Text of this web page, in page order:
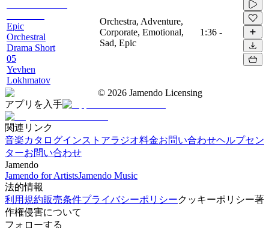
Epic
Orchestral
Drama Short
05
Yevhen
Lokhmatov
Orchestra, Adventure,
Corporate, Emotional,
Sad, Epic
1:36 -
© 2026 Jamendo Licensing
アプリを入手
関連リンク
音楽カタログインストアラジオ料金お問い合わせヘルプセン
ターお問い合わせ
Jamendo
Jamendo for ArtistsJamendo Music
法的情報
利用規約販売条件プライバシーポリシークッキーポリシー著
作権侵害について
フォローする